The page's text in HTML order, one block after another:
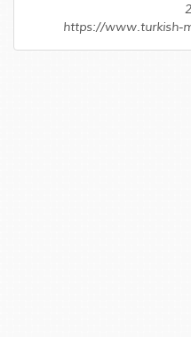
https://www.turkish-